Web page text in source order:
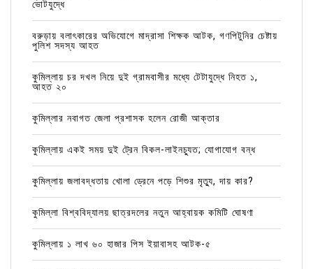
ভোটযুদ্ধে
বরুড়ায় বলাৎকারের অভিযোগে মাদ্রাসা শিক্ষক আটক, গণপিটুনির চেষ্টায়
পুলিশ সদস্য আহত
কুমিল্লায় চর দখল নিয়ে দুই গ্রামবাসীর মধ্যে টেটাযুদ্ধে নিহত ১,
আহত ২০
কুমিল্লার নবাগত জেলা প্রশাসক হলেন রোজী আক্তার
কুমিল্লায় একই সময় দুই ট্রেন বিকল-লাইনচ্যুত; যোগাযোগ বন্ধ
কুমিল্লায় জলাবদ্ধতায় খোলা ড্রেনে পড়ে শিশুর মৃত্যু, দায় কার?
কুমিল্লা বিশ্ববিদ্যালয় ছাত্রদলের নতুন আহ্বায়ক কমিটি ঘোষণা
কুমিল্লায় ১ লাখ ৬০ হাজার পিস ইয়াবাসহ আটক-৫